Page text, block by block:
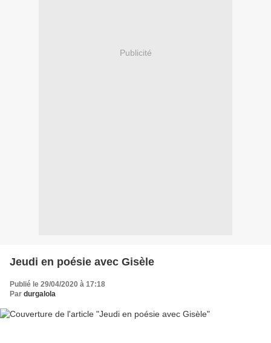
Publicité
Jeudi en poésie avec Gisèle
Publié le 29/04/2020 à 17:18
Par durgalola